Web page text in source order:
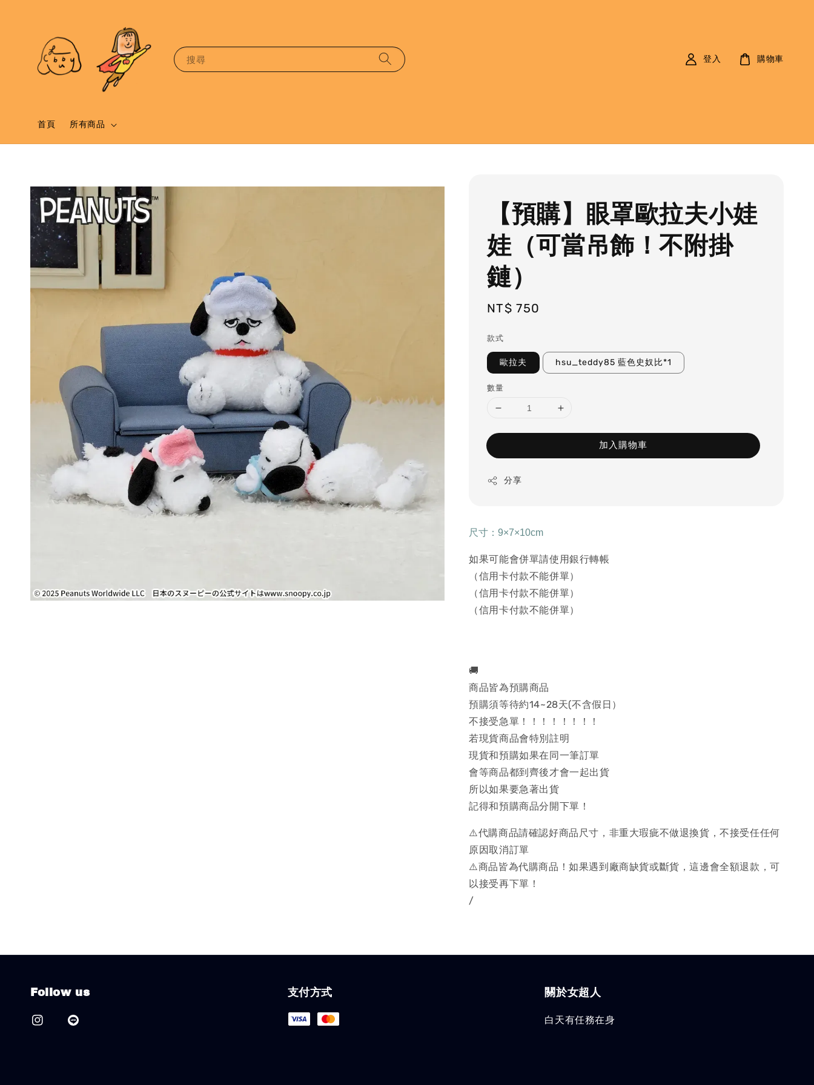
搜尋
首頁 所有商品
登入 購物車
【預購】眼罩歐拉夫小娃
娃（可當吊飾！不附掛
鏈）
Regular
NT$ 750
款式
歐拉夫 hsu_teddy85 藍色史奴比*1
數量
加入購物車
分享
尺寸：9×7×10cm
如果可能會併單請使用銀行轉帳
（信用卡付款不能併單）
（信用卡付款不能併單）
（信用卡付款不能併單）
🚚
商品皆為預購商品
預購須等待約14~28天(不含假日）
不接受急單！！！！！！！！
若現貨商品會特別註明
現貨和預購如果在同一筆訂單
會等商品都到齊後才會一起出貨
所以如果要急著出貨
記得和預購商品分開下單！
⚠️代購商品請確認好商品尺寸，非重大瑕疵不做退換貨，不接受任任何
原因取消訂單
⚠️商品皆為代購商品！如果遇到廠商缺貨或斷貨，這邊會全額退款，可
以接受再下單！
/
Follow us 支付方式 關於女超人
白天有任務在身